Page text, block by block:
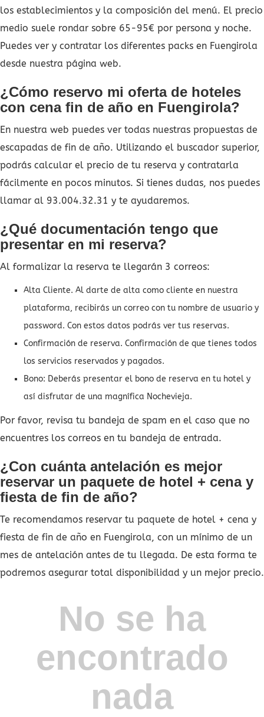
los establecimientos y la composición del menú. El precio
medio suele rondar sobre 65-95€ por persona y noche.
Puedes ver y contratar los diferentes packs en Fuengirola
desde nuestra página web.
¿Cómo reservo mi oferta de hoteles
con cena fin de año en Fuengirola?
En nuestra web puedes ver todas nuestras propuestas de
escapadas de fin de año. Utilizando el buscador superior,
podrás calcular el precio de tu reserva y contratarla
fácilmente en pocos minutos. Si tienes dudas, nos puedes
llamar al 93.004.32.31 y te ayudaremos.
¿Qué documentación tengo que
presentar en mi reserva?
Al formalizar la reserva te llegarán 3 correos:
Alta Cliente. Al darte de alta como cliente en nuestra
plataforma, recibirás un correo con tu nombre de usuario y
password. Con estos datos podrás ver tus reservas.
Confirmación de reserva. Confirmación de que tienes todos
los servicios reservados y pagados.
Bono: Deberás presentar el bono de reserva en tu hotel y
así disfrutar de una magnífica Nochevieja.
Por favor, revisa tu bandeja de spam en el caso que no
encuentres los correos en tu bandeja de entrada.
¿Con cuánta antelación es mejor
reservar un paquete de hotel + cena y
fiesta de fin de año?
Te recomendamos reservar tu paquete de hotel + cena y
fiesta de fin de año en Fuengirola, con un mínimo de un
mes de antelación antes de tu llegada. De esta forma te
podremos asegurar total disponibilidad y un mejor precio.
No se ha
encontrado
nada